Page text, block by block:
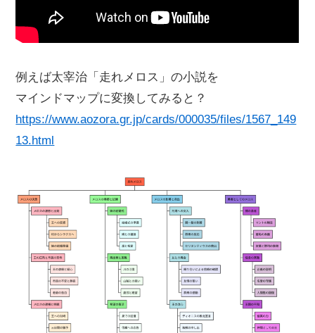
例えば太宰治「走れメロス」の小説を
マインドマップに変換してみると？
https://www.aozora.gr.jp/cards/000035/files/1567_149
13.html